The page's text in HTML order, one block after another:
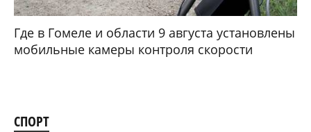
Где в Гомеле и области 9 августа установлены
мобильные камеры контроля скорости
СПОРТ